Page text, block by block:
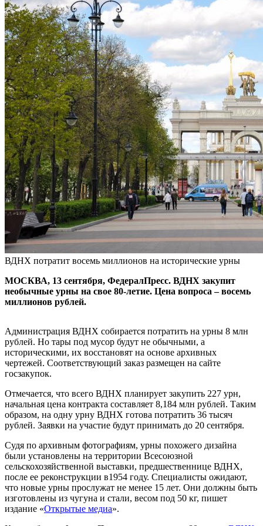
ВДНХ потратит восемь миллионов на исторические урны
МОСКВА, 13 сентября, ФедералПресс. ВДНХ закупит
необычные урны на свое 80-летие. Цена вопроса – восемь
миллионов рублей.
Администрация ВДНХ собирается потратить на урны 8 млн
рублей. Но тары под мусор будут не обычными, а
историческими, их восстановят на основе архивных
чертежей. Соответствующий заказ размещен на сайте
госзакупок.
Отмечается, что всего ВДНХ планирует закупить 227 урн,
начальная цена контракта составляет 8,184 млн рублей. Таким
образом, на одну урну ВДНХ готова потратить 36 тысяч
рублей. Заявки на участие будут принимать до 20 сентября.
Судя по архивным фотографиям, урны похожего дизайна
были установлены на территории Всесоюзной
сельскохозяйственной выставки, предшественнице ВДНХ,
после ее реконструкции в1954 году. Специалисты ожидают,
что новые урны прослужат не менее 15 лет. Они должны быть
изготовлены из чугуна и стали, весом под 50 кг, пишет
издание «Открытые медиа».